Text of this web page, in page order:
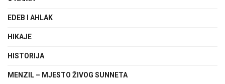
EDEB I AHLAK
HIKAJE
HISTORIJA
MENZIL – MJESTO ŽIVOG SUNNETA